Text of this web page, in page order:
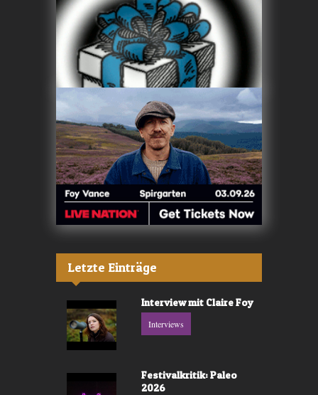
Letzte Einträge
Interview mit Claire Foy
Interviews
Festivalkritik: Paleo
2026